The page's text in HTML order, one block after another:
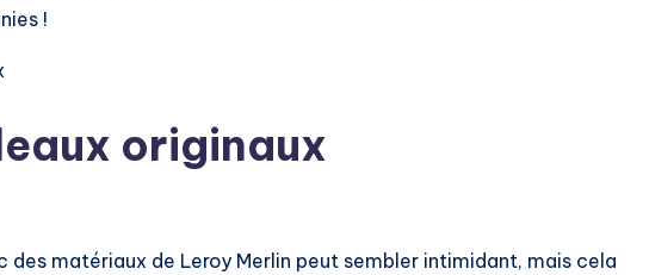
!
originaux
des matériaux de Leroy Merlin peut sembler intimidant, mais cela